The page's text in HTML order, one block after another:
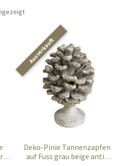
Deko-Pinie Tannenzapfen
auf Fuss grau beige antik